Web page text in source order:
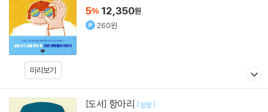
미리보기
5% 12,350원
260원
[도서] 항아리 [양장]